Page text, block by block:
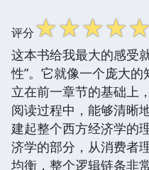
评分☆☆☆☆☆
这本书给我最大的感受
性”。它就像一个庞大
立在前一章节的基础上
阅读过程中，能够清晰
建起整个西方经济学的
济学的部分，从消费者
均衡，整个逻辑链条非